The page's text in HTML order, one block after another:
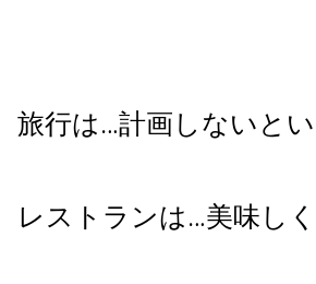
旅行は…計画しないとい
レストランは…美味し